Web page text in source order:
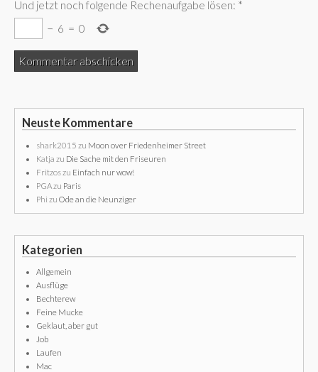
Und jetzt noch folgende Rechenaufgabe lösen: *
− 6 = 0
Neuste Kommentare
shark2015 zu Moon over Friedenheimer Street
Katja zu Die Sache mit den Friseuren
Fritzoszu Einfach nur wow!
PGAzu Paris
Phi zu Ode an die Neunziger
Kategorien
Allgemein
Ausflüge
Bechterew
Feine Mucke
Geklaut, aber gut
Job
Laufen
Mac